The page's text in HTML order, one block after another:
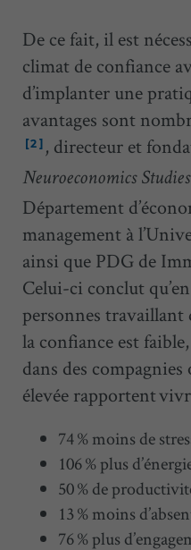
De ce fait, il est
climat de confiance
d’implanter une
avantages sont
[2] , directeur et
Neuroeconomics Studies
Département
management à
ainsi que PDG de
Celui-ci conclut
personnes travaillant
la confiance est
dans des
élevée rapportent
74 % moins de
106 % plus
50 % de
13 % moins
76 % plus